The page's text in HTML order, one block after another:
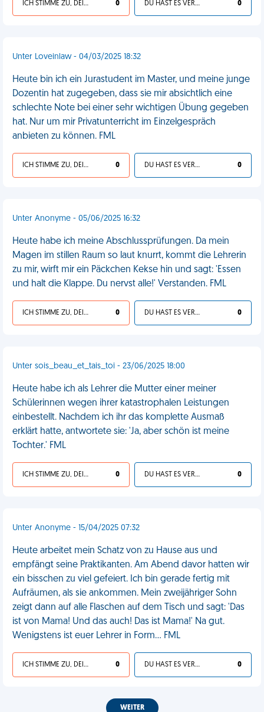
ICH STIMME ZU, DEIN LEBEN IST SCHEISSE 0 DU HAST ES VERDIENT 0
Unter Loveinlaw - 04/03/2025 18:32
Heute bin ich ein Jurastudent im Master, und meine junge
Dozentin hat zugegeben, dass sie mir absichtlich eine
schlechte Note bei einer sehr wichtigen Übung gegeben
hat. Nur um mir Privatunterricht im Einzelgespräch
anbieten zu können. FML
ICH STIMME ZU, DEIN LEBEN IST SCHEISSE 0 DU HAST ES VERDIENT 0
Unter Anonyme - 05/06/2025 16:32
Heute habe ich meine Abschlussprüfungen. Da mein
Magen im stillen Raum so laut knurrt, kommt die Lehrerin
zu mir, wirft mir ein Päckchen Kekse hin und sagt: 'Essen
und halt die Klappe. Du nervst alle!' Verstanden. FML
ICH STIMME ZU, DEIN LEBEN IST SCHEISSE 0 DU HAST ES VERDIENT 0
Unter sois_beau_et_tais_toi - 23/06/2025 18:00
Heute habe ich als Lehrer die Mutter einer meiner
Schülerinnen wegen ihrer katastrophalen Leistungen
einbestellt. Nachdem ich ihr das komplette Ausmaß
erklärt hatte, antwortete sie: 'Ja, aber schön ist meine
Tochter.' FML
ICH STIMME ZU, DEIN LEBEN IST SCHEISSE 0 DU HAST ES VERDIENT 0
Unter Anonyme - 15/04/2025 07:32
Heute arbeitet mein Schatz von zu Hause aus und
empfängt seine Praktikanten. Am Abend davor hatten wir
ein bisschen zu viel gefeiert. Ich bin gerade fertig mit
Aufräumen, als sie ankommen. Mein zweijähriger Sohn
zeigt dann auf alle Flaschen auf dem Tisch und sagt: 'Das
ist von Mama! Und das auch! Das ist Mama!' Na gut.
Wenigstens ist euer Lehrer in Form... FML
ICH STIMME ZU, DEIN LEBEN IST SCHEISSE 0 DU HAST ES VERDIENT 0
WEITER